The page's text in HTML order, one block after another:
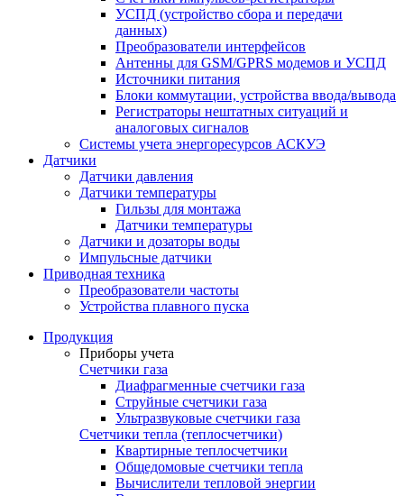
УСПД (устройство сбора и передачи
данных)
Преобразователи интерфейсов
Антенны для GSM/GPRS модемов и УСПД
Источники питания
Блоки коммутации, устройства ввода/вывода
Регистраторы нештатных ситуаций и
аналоговых сигналов
Системы учета энергоресурсов АСКУЭ
Датчики
Датчики давления
Датчики температуры
Гильзы для монтажа
Датчики температуры
Датчики и дозаторы воды
Импульсные датчики
Приводная техника
Преобразователи частоты
Устройства плавного пуска
Продукция
Приборы учета
Счетчики газа
Диафрагменные счетчики газа
Струйные счетчики газа
Ультразвуковые счетчики газа
Счетчики тепла (теплосчетчики)
Квартирные теплосчетчики
Общедомовые счетчики тепла
Вычислители тепловой энергии